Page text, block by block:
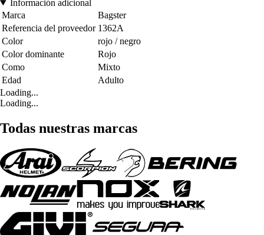
Información adicional
Marca
Bagster
Referencia del proveedor 1362A
Color
rojo / negro
Color dominante
Rojo
Como
Mixto
Edad
Adulto
Loading...
Loading...
Todas nuestras marcas